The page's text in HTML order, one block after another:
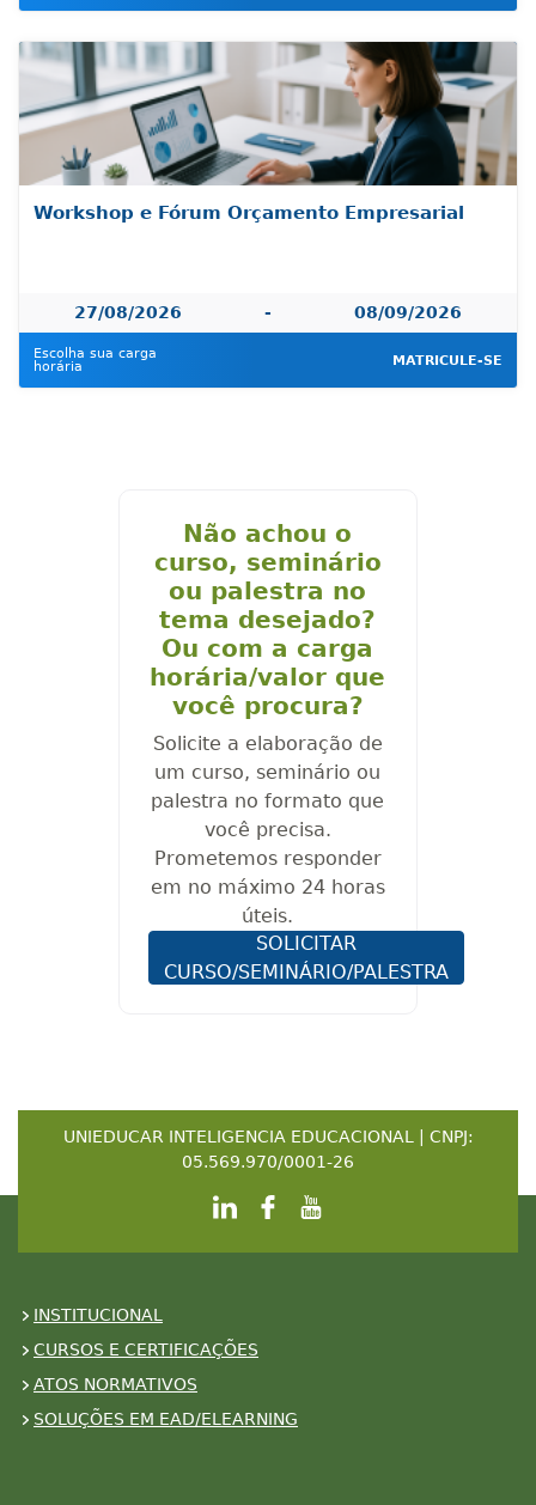
Workshop e Fórum Orçamento Empresarial
27/08/2026 - 08/09/2026
Escolha sua carga
horária
MATRICULE-SE
Não achou o
curso, seminário
ou palestra no
tema desejado?
Ou com a carga
horária/valor que
você procura?
Solicite a elaboração de
um curso, seminário ou
palestra no formato que
você precisa.
Prometemos responder
em no máximo 24 horas
úteis.
SOLICITAR
CURSO/SEMINÁRIO/PALESTRA
UNIEDUCAR INTELIGENCIA EDUCACIONAL | CNPJ:
05.569.970/0001-26
INSTITUCIONAL
CURSOS E CERTIFICAÇÕES
ATOS NORMATIVOS
SOLUÇÕES EM EAD/ELEARNING